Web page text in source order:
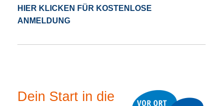
HIER KLICKEN FÜR KOSTENLOSE
ANMELDUNG
Dein Start in die